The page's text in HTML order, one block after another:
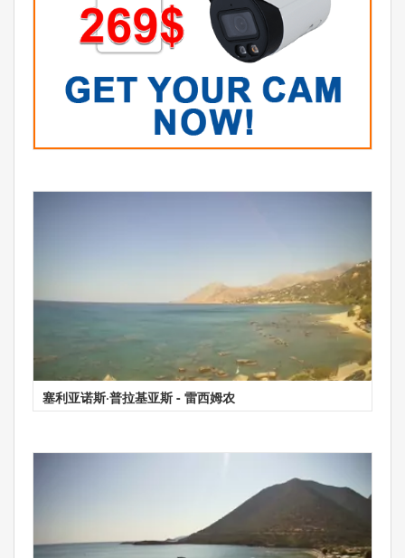
塞利亚诺斯·普拉基亚斯 - 雷西姆农